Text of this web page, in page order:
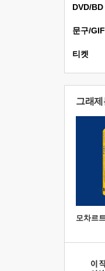
DVD/BD
문구/
티켓
그래
모차르